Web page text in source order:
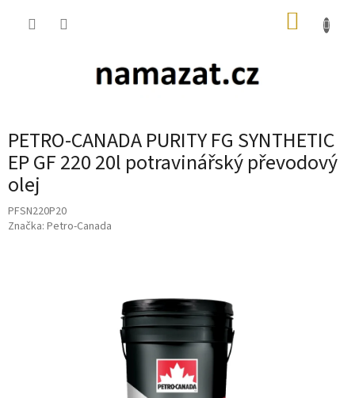
PETRO-CANADA PURITY FG SYNTHETIC
EP GF 220 20l potravinářský převodový
olej
PFSN220P20
Značka: Petro-Canada